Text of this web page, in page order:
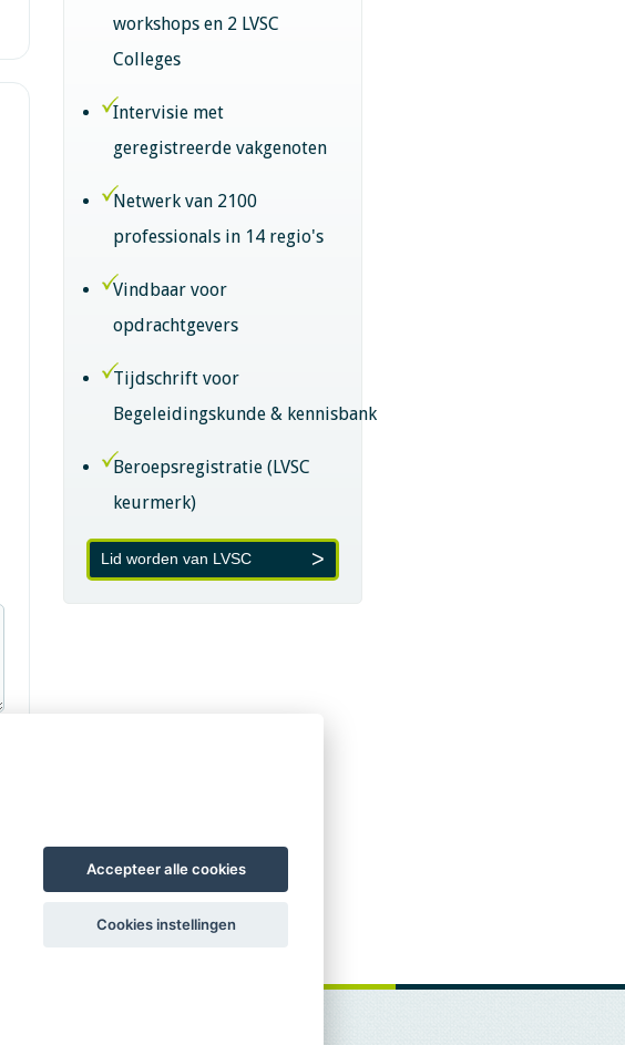
workshops en 2 LVSC
Colleges
Intervisie met
geregistreerde vakgenoten
Netwerk van 2100
professionals in 14 regio's
Vindbaar voor
opdrachtgevers
Tijdschrift voor
Begeleidingskunde & kennisbank
Beroepsregistratie (LVSC
keurmerk)
Lid worden van LVSC
Accepteer alle cookies
Cookies instellingen